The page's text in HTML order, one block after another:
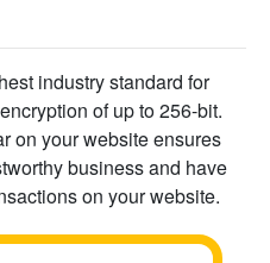
industry standard for
of up to 256-bit.
on your website ensures
business and have
on your website.